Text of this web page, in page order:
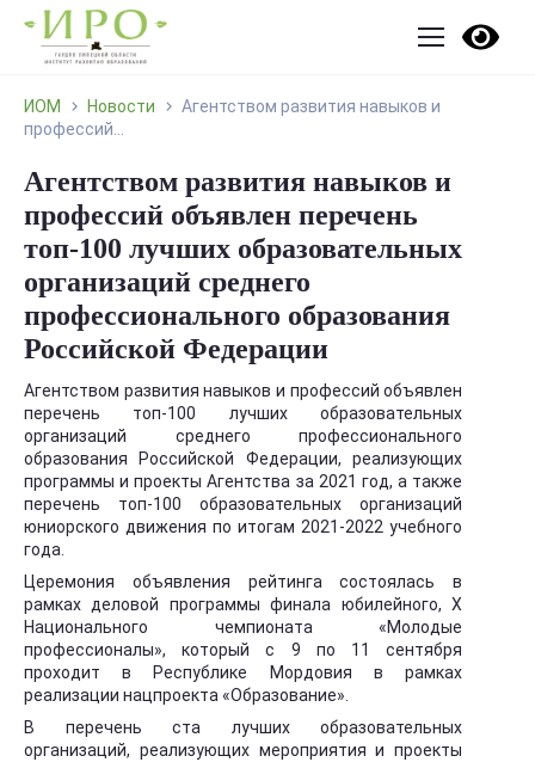
ИОМ Новости
Агентством развития навыков и
профессий...
Агентством развития навыков и
профессий объявлен перечень
топ-100 лучших образовательных
организаций среднего
профессионального образования
Российской Федерации
Агентством развития навыков и профессий объявлен
перечень топ-100 лучших образовательных
организаций среднего профессионального
образования Российской Федерации, реализующих
программы и проекты Агентства за 2021 год, а также
перечень топ-100 образовательных организаций
юниорского движения по итогам 2021-2022 учебного
года.
Церемония объявления рейтинга состоялась в
рамках деловой программы финала юбилейного, X
Национального чемпионата «Молодые
профессионалы», который с 9 по 11 сентября
проходит в Республике Мордовия в рамках
реализации нацпроекта «Образование».
В перечень ста лучших образовательных
организаций, реализующих мероприятия и проекты